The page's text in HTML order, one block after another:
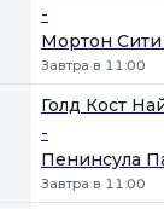
-
Мортон Сити
Завтра в 11:00
Голд Кост
-
Пенинсула
Завтра в 11:00